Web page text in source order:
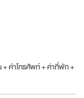
+ ค่าโทรศัพท์ + ค่าที่พัก +